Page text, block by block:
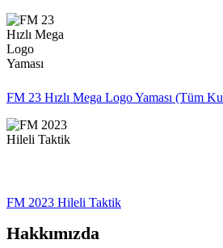
FM 23 Hızlı Mega Logo Yaması (Tüm
FM 2023 Hileli Taktik
Hakkımızda